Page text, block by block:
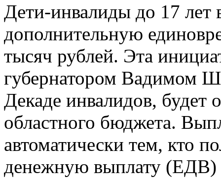
Дети-инвалиды до 17 лет
дополнительную
тысяч рублей. Эта
губернатором Вадимом
Декаде инвалидов, будет
областного бюджета.
автоматически тем, кто
денежную выплату (ЕДВ)